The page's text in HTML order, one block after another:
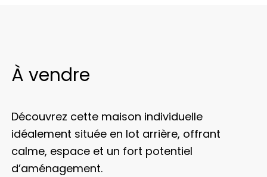
À vendre
Découvrez cette maison individuelle
idéalement située en lot arrière, offrant
calme, espace et un fort potentiel
d’aménagement.